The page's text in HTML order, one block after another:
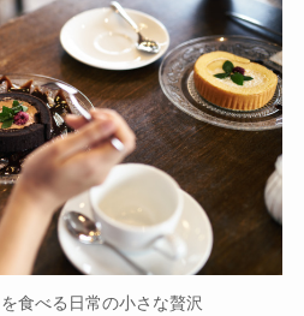
食べる日常の小さな贅沢